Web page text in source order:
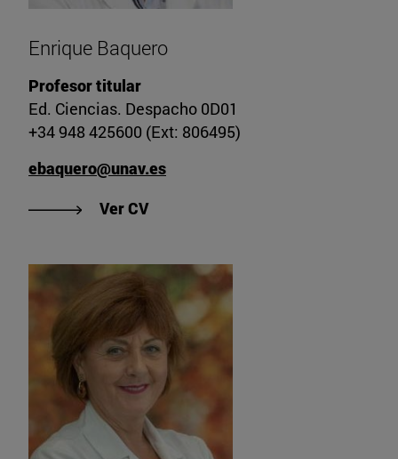
Enrique Baquero
Profesor titular
Ed. Ciencias. Despacho 0D01
+34 948 425600 (Ext: 806495)
ebaquero@unav.es
Ver CV"Ver CV de Enrique Baquero"